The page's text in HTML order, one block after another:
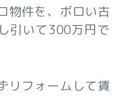
物件を、ボロい古
引いて300万円で
リフォームして賃